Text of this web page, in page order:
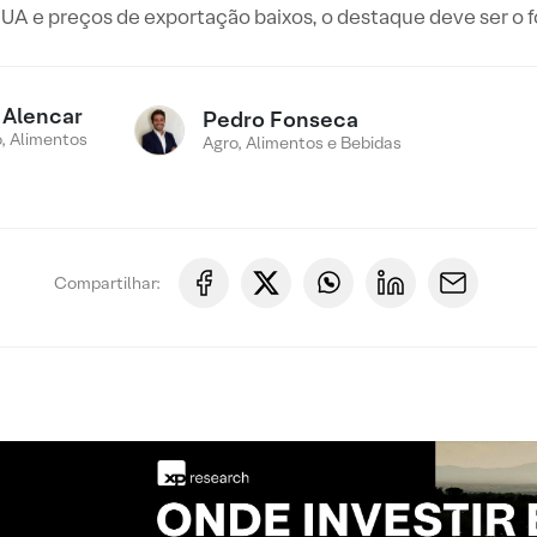
e preços de exportação baixos, o destaque deve ser
Alimentos
Pedro Fonseca
Agro, Alimentos e Bebidas
Compartilhar: